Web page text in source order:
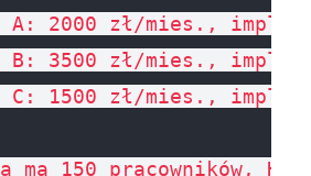
A: 2000 zł/mies.,
B: 3500 zł/mies.,
C: 1500 zł/mies.,
ma 150 pracowników,